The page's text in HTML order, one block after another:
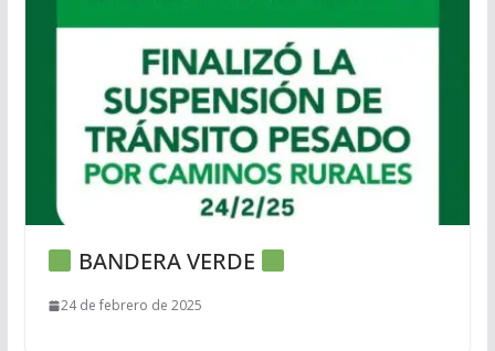
BANDERA VERDE
24 de febrero de 2025